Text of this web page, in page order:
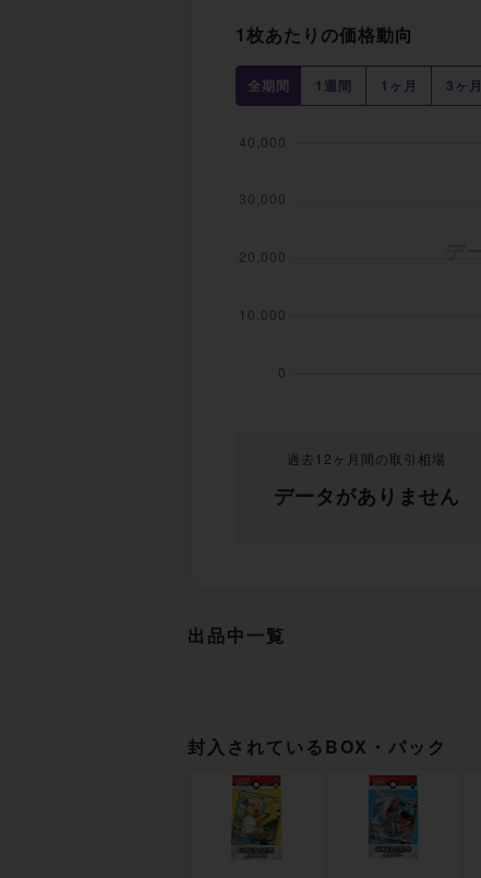
1枚あたりの価格動向
全期間 1週間 1ヶ月 3ヶ月
過去12ヶ月間の取引相場
データがありません
出品中一覧
封入されているBOX・パック